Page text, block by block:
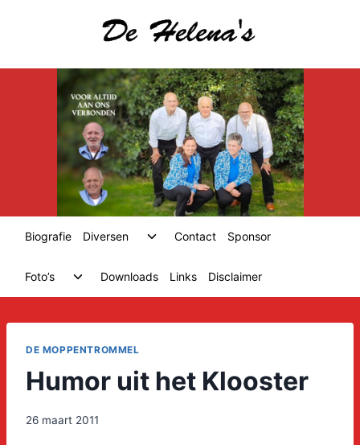
Biografie Diversen
ToggleContact Sponsor
Foto’s
ToggleDownloads Links Disclaimer
DE MOPPENTROMMEL
Humor uit het Klooster
26 maart 2011